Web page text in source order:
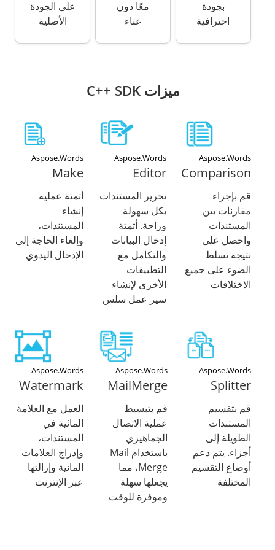
بجودة
احترافية
معًا دون
عناء
على الجودة
الأصلية
ميزات C++ SDK
Aspose.Words
Comparison
قم بإجراء
مقارنات بين
المستندات
واحصل على
نتيجة تسلط
الضوء على جميع
الاختلافات
Aspose.Words
Editor
تحرير المستندات
بكل سهولة
وراحة. أتمتة
إدخال البيانات
والتكامل مع
التطبيقات
الأخرى لإنشاء
سير عمل سلس
Aspose.Words
Make
أتمتة عملية
إنشاء
المستندات،
وإلغاء الحاجة إلى
الإدخال اليدوي
Aspose.Words
Splitter
قم بتقسيم
المستندات
الطويلة إلى
أجزاء. يتم دعم
أوضاع التقسيم
المختلفة
Aspose.Words
MailMerge
قم بتبسيط
عملية الاتصال
الجماهيري
باستخدام Mail
Merge، مما
يجعلها سهلة
وموفرة للوقت
Aspose.Words
Watermark
العمل مع العلامة
المائية في
المستندات،
وإدراج العلامات
المائية وإزالتها
عبر الإنترنت